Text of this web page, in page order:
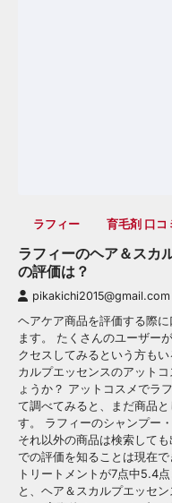
ラフィー 育毛剤 口コ
ラフィーのヘア＆スカ
の評価は？
pikakichi2015@gmail.com
ヘアケア商品を評価する際
ます。 たくさんのユーザー
クセスしてみるという方も
カルプエッセンスのアット
ょうか？ アットコスメでラ
て調べてみると、まだ商品
す。 ラフィーのシャンプー
それ以外の商品は検索して
での評価を知ることは現在
トリートメントが7点中5.4
と、ヘア＆スカルプエッセ